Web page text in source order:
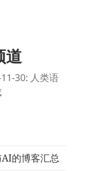
道
30: 人类语
的博客汇总